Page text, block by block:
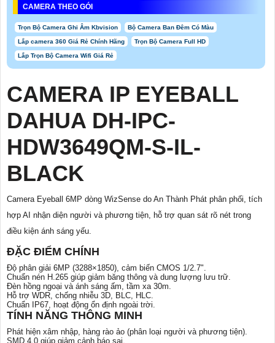
CAMERA THEO GÓI
Trọn Bộ Camera Ghi Âm Kbvision Bộ Camera Ban Đêm Có Màu
Lắp camera 360 Giá Rẻ Chính Hãng Trọn Bộ Camera Full HD
Lắp Trọn Bộ Camera Wifi Giá Rẻ
CAMERA IP EYEBALL
DAHUA DH-IPC-
HDW3649QM-S-IL-
BLACK
Camera Eyeball 6MP dòng WizSense do An Thành Phát phân phối, tích
hợp AI nhận diện người và phương tiện, hỗ trợ quan sát rõ nét trong
điều kiện ánh sáng yếu.
ĐẶC ĐIỂM CHÍNH
Độ phân giải 6MP (3288×1850), cảm biến CMOS 1/2.7".
Chuẩn nén H.265 giúp giảm băng thông và dung lượng lưu trữ.
Đèn hồng ngoại và ánh sáng ấm, tầm xa 30m.
Hỗ trợ WDR, chống nhiễu 3D, BLC, HLC.
Chuẩn IP67, hoạt động ổn định ngoài trời.
TÍNH NĂNG THÔNG MINH
Phát hiện xâm nhập, hàng rào ảo (phân loại người và phương tiện).
SMD 4.0 giúp giảm cảnh báo sai.